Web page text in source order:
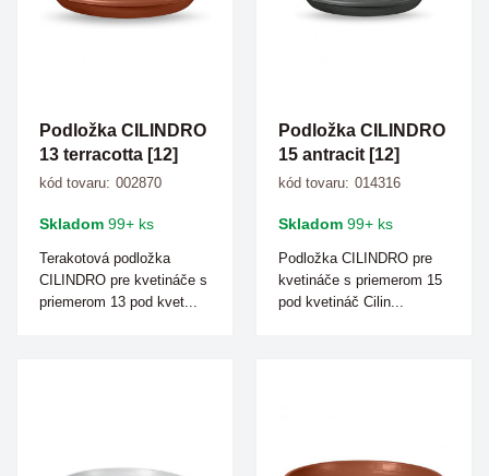
Podložka CILINDRO
13 terracotta [12]
kód tovaru: 002870
Skladom 99+ ks
Terakotová podložka
CILINDRO pre kvetináče s
priemerom 13 pod kvet...
Podložka CILINDRO
15 antracit [12]
kód tovaru: 014316
Skladom 99+ ks
Podložka CILINDRO pre
kvetináče s priemerom 15
pod kvetináč Cilin...